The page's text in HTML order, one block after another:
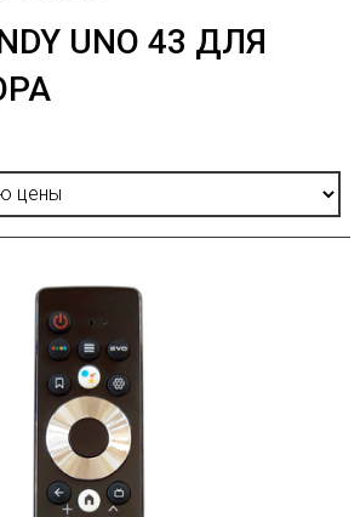
UNO 43 ДЛЯ